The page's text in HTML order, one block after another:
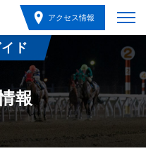
アクセス情報
ド
報